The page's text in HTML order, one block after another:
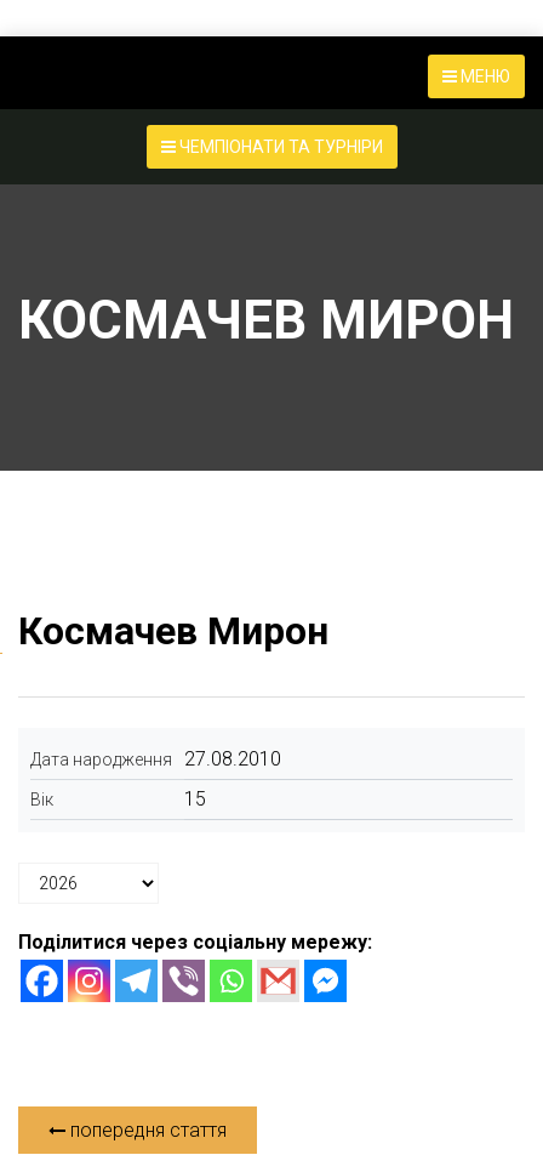
МЕНЮ
ЧЕМПІОНАТИ ТА ТУРНІРИ
КОСМАЧЕВ МИРОН
Космачев Мирон
Дата народження 27.08.2010
Вік 15
Поділитися через соціальну мережу:
попередня стаття